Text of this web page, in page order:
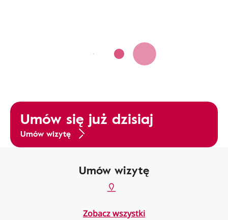
Umów się już dzisiaj
Umów wizytę
Umów wizytę
Zobacz wszystki